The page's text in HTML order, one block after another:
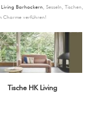
Living Barhockern , Sesseln, Tischen,
Charme verführen!
Tische HK Living